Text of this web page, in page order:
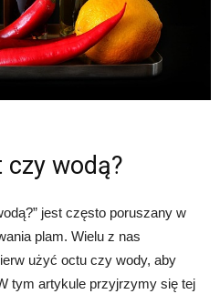
czy wodą?
jest często poruszany w
plam. Wielu z nas
użyć octu czy wody, aby
tym artykule przyjrzymy się tej